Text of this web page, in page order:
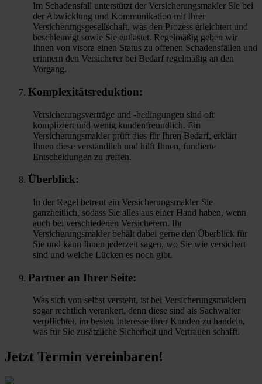
Im Schadensfall unterstützt der Versicherungsmakler Sie bei
der Abwicklung und Kommunikation mit Ihrer
Versicherungsgesellschaft, was den Prozess erleichtert und
beschleunigt sowie Sie entlastet. Regelmäßig geben wir
Ihnen von visora einen Status zu offenen Schadensfällen und
erinnern den Versicherer bei Bedarf regelmäßig an den
Vorgang.
Komplexitätsreduktion:
Versicherungsverträge und -bedingungen sind oft
kompliziert und wenig kundenfreundlich. Ein
Versicherungsmakler prüft dies für Ihren Bedarf, erklärt
Ihnen diese verständlich und hilft Ihnen, fundierte
Entscheidungen zu treffen.
Überblick:
In der Regel betreut ein Versicherungsmakler Sie
ganzheitlich, sodass Sie alles aus einer Hand haben, wenn
auch bei verschiedenen Versicherern. Ihr
Versicherungsmakler behält dabei gerne den Überblick für
Sie und kann Ihnen jederzeit sagen, wo Sie wie versichert
sind und welche Lücken es noch gibt.
Partner an Ihrer Seite:
Was sich von selbst versteht, ist bei Versicherungsmaklern
sogar rechtlich verankert, denn diese sind als Sachwalter
verpflichtet, im besten Interesse ihrer Kunden zu handeln,
was für Sie zusätzliche Sicherheit und Vertrauen schafft.
Jetzt Termin vereinbaren!